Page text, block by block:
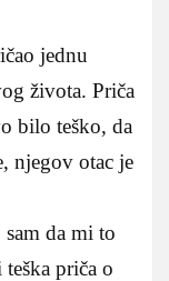
jednu
života. Priča
bilo teško, da
njegov otac je
da mi to
priča o